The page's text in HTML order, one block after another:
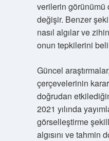
verilerin görünümü
değişir. Benzer
nasıl algılar ve
onun tepkilerini
Güncel
çerçevelerinin
doğrudan
2021 yılında
görselleştirme
algısını ve tahmin